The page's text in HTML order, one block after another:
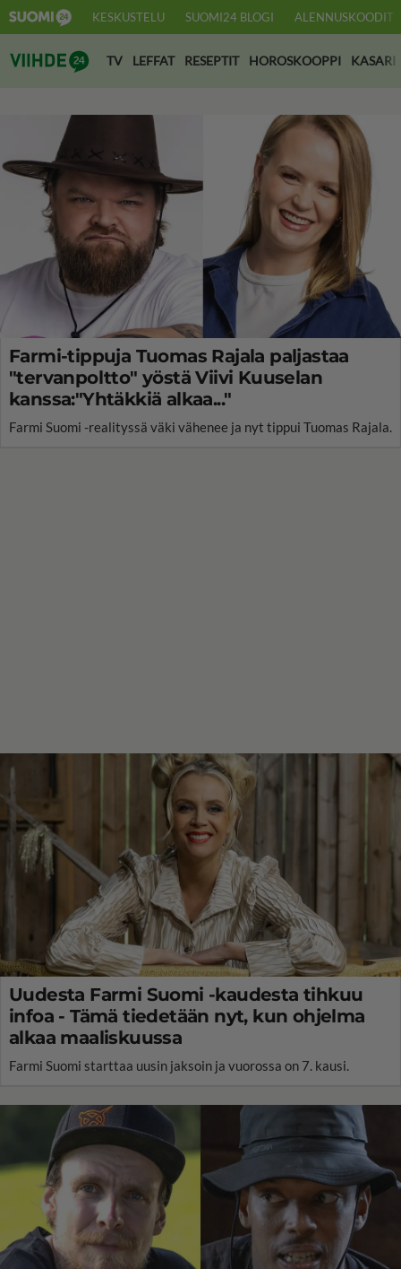
KESKUSTELU SUOMI24 BLOGI ALENNUSKOODIT
Suomi24 Viihde
TV LEFFAT RESEPTIT HOROSKOOPPI KASARI
Farmi-tippuja Tuomas Rajala paljastaa
"tervanpoltto" yöstä Viivi Kuuselan
kanssa:"Yhtäkkiä alkaa..."
Farmi Suomi -realityssä väki vähenee ja nyt tippui Tuomas Rajala.
Uudesta Farmi Suomi -kaudesta tihkuu
infoa - Tämä tiedetään nyt, kun ohjelma
alkaa maaliskuussa
Farmi Suomi starttaa uusin jaksoin ja vuorossa on 7. kausi.